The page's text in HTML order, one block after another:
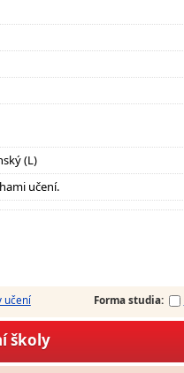
(L)
učení.
učení Forma studia:
školy